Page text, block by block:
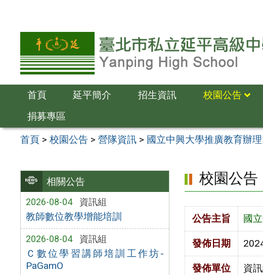
容
首頁 延平簡介 招生資訊 校園公告
捐募專區
首頁 >校園公告 >營隊資訊 > 國立中興大學推廣教育辦
相關公告
2026-08-04 資訊組
教師數位教學增能培訓
2026-08-04 資訊組
Ｃ數位學習講師培訓工作坊-
PaGamO
校園公告
公告主旨 國
發佈日期
發佈單位 資